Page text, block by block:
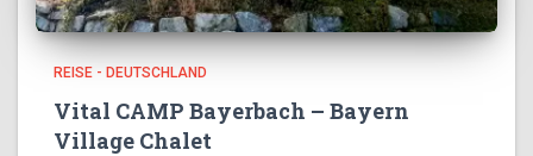
REISE - DEUTSCHLAND
Vital CAMP Bayerbach – Bayern
Village Chalet